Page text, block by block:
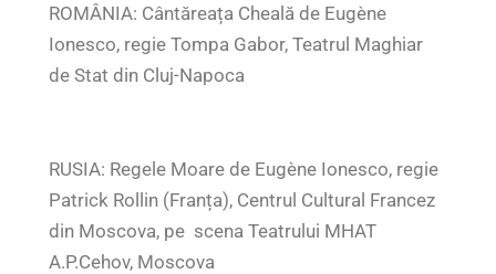
ROMÂNIA: Cântăreața Cheală de Eugène
Ionesco, regie Tompa Gabor, Teatrul Maghiar
de Stat din Cluj-Napoca
RUSIA: Regele Moare de Eugène Ionesco, regie
Patrick Rollin (Franța), Centrul Cultural Francez
din Moscova, pe scena Teatrului MHAT
A.P.Cehov, Moscova